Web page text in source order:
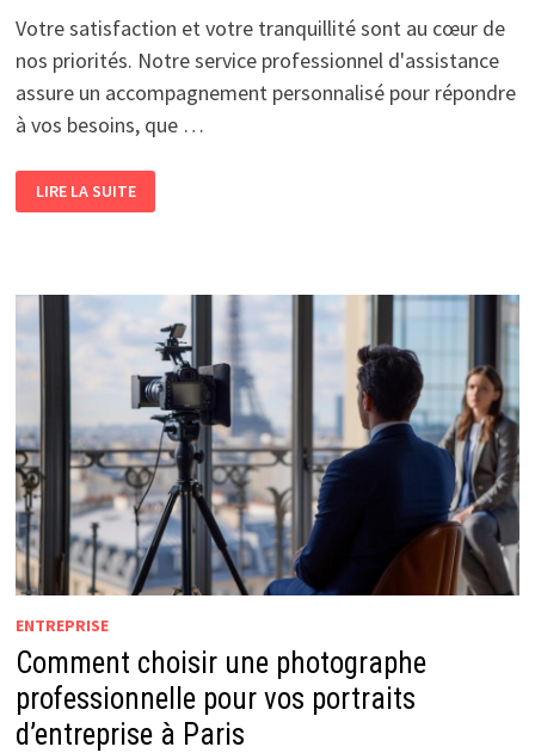
Votre satisfaction et votre tranquillité sont au cœur de
nos priorités. Notre service professionnel d'assistance
assure un accompagnement personnalisé pour répondre
à vos besoins, que …
CONTACTER
POUR
EXPERTS
VOTRE
SERVICE
LIRE LA SUITE
ENTREPRISE
Comment choisir une photographe
professionnelle pour vos portraits
d’entreprise à Paris